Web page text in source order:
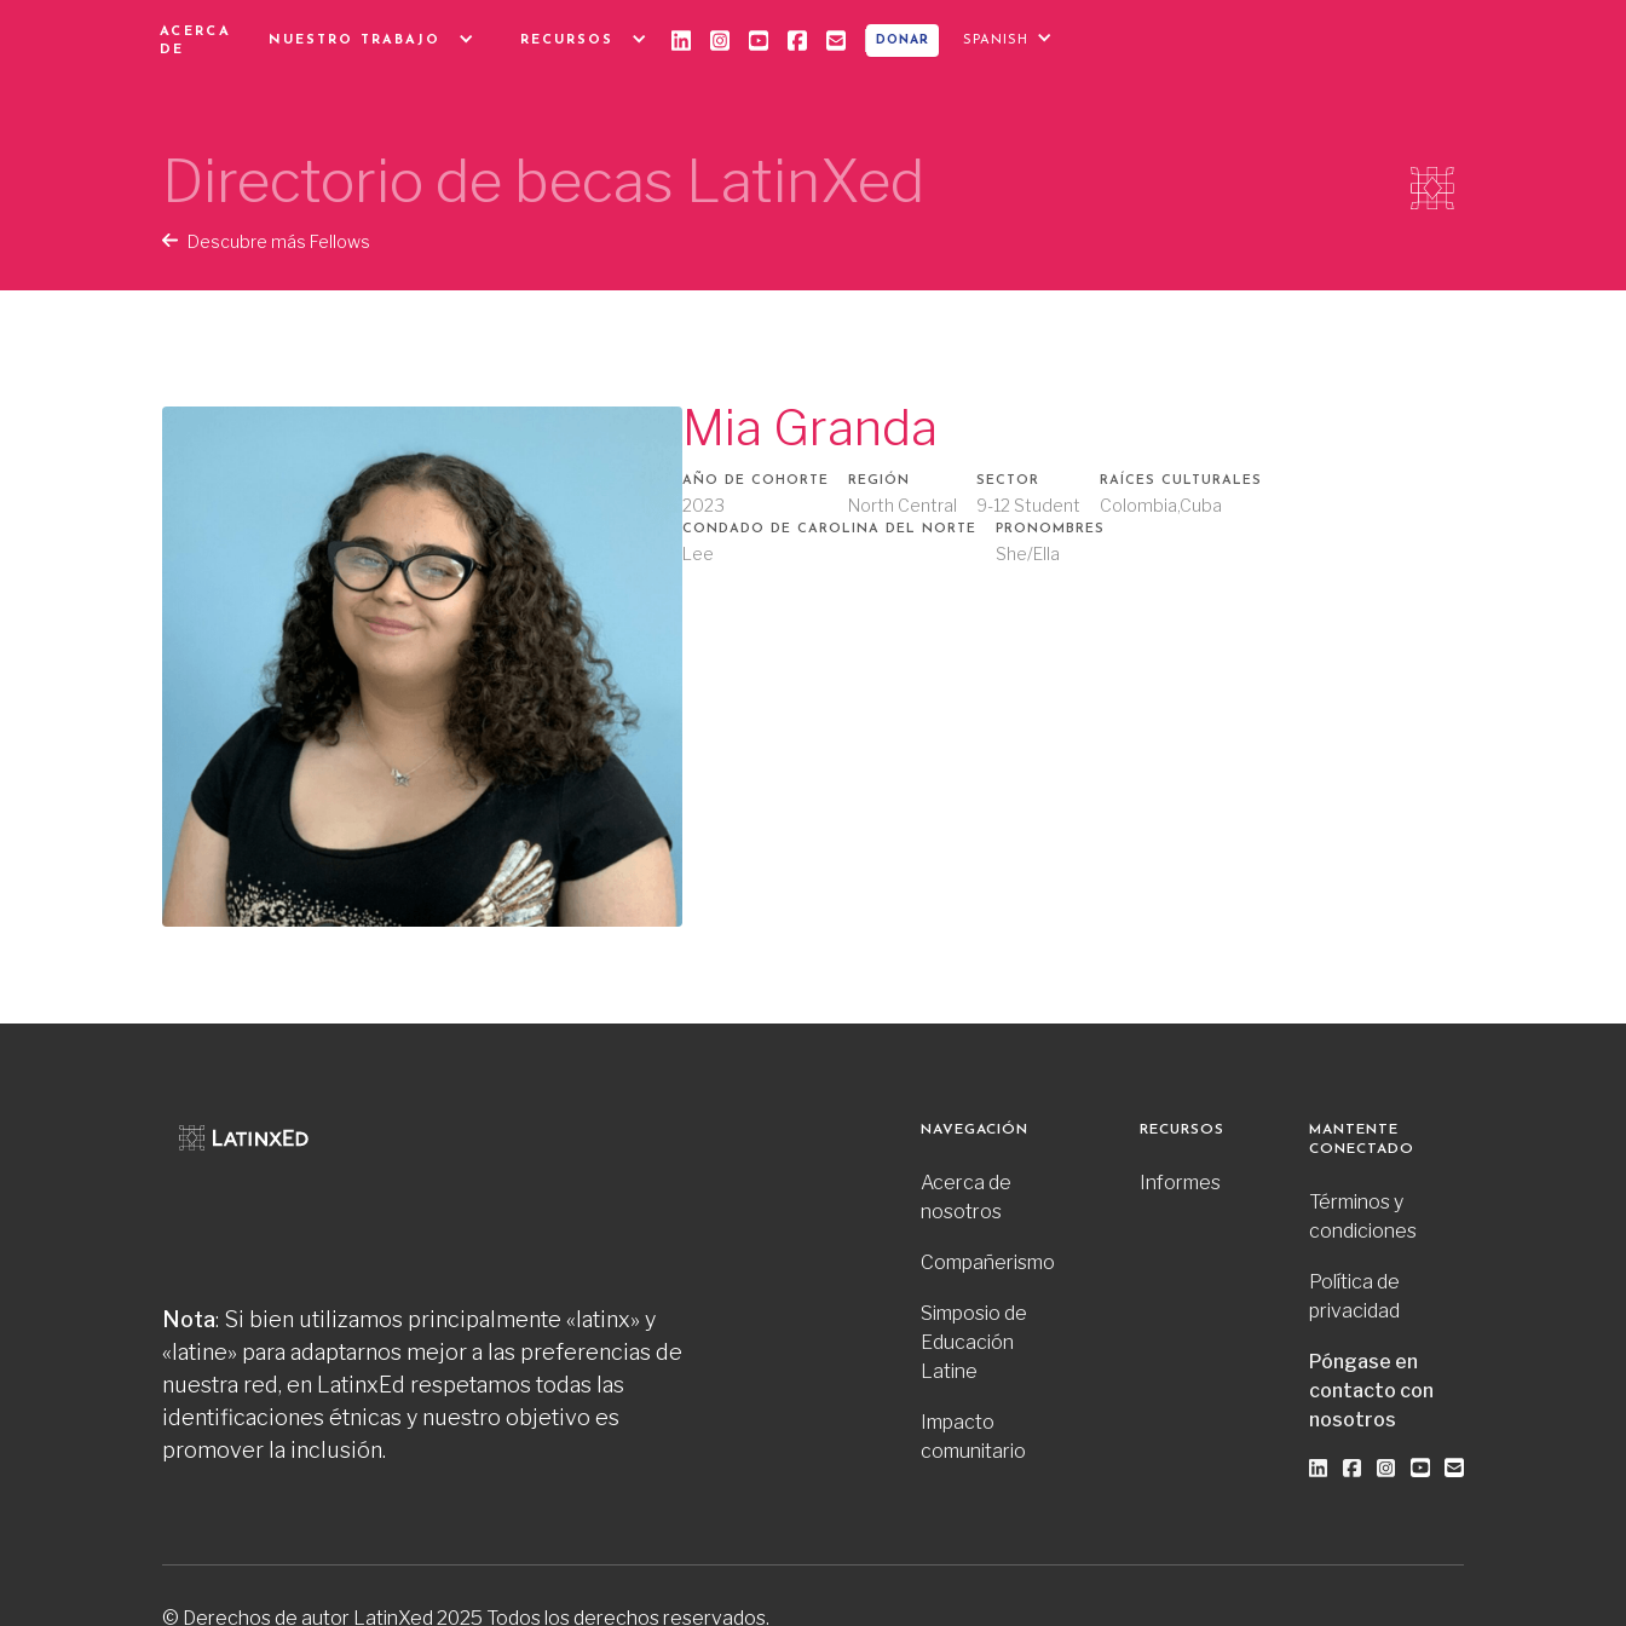
ACERCA
DE
NUESTRO TRABAJO RECURSOS DONAR SPANISH
Directorio de becas LatinXed
Descubre más Fellows
Mia Granda
AÑO DE COHORTE
2023
REGIÓN
North Central
SECTOR
9-12 Student
RAÍCES CULTURALES
Colombia,Cuba
CONDADO DE CAROLINA DEL NORTE
Lee
PRONOMBRES
She/Ella
Nota: Si bien utilizamos principalmente «latinx» y
«latine» para adaptarnos mejor a las preferencias de
nuestra red, en LatinxEd respetamos todas las
identificaciones étnicas y nuestro objetivo es
promover la inclusión.
NAVEGACIÓN
Acerca de
nosotros
Compañerismo
Simposio de
Educación
Latine
Impacto
comunitario
RECURSOS
Informes
MANTENTE
CONECTADO
Términos y
condiciones
Política de
privacidad
Póngase en
contacto con
nosotros
© Derechos de autor LatinXed 2025 Todos los derechos reservados.